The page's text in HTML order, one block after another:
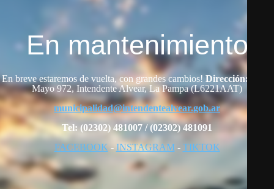
En mantenimiento
En breve estaremos de vuelta, con grandes cambios! Dirección:
Mayo 972, Intendente Alvear, La Pampa (L6221AAT)
municipalidad@intendentealvear.gob.ar
Tel: (02302) 481007 / (02302) 481091
FACEBOOK - INSTAGRAM- TIKTOK